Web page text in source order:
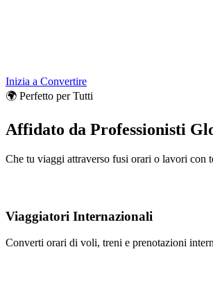
Inizia a Convertire
🌍 Perfetto per Tutti
Affidato da Professionisti
Che tu viaggi attraverso fusi orari o lavori con
Viaggiatori Internazionali
Converti orari di voli, treni e prenotazioni